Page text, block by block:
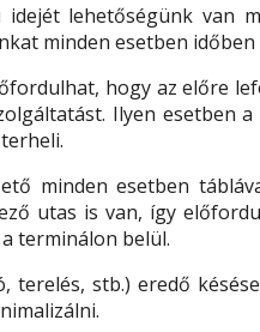
lehetőségünk van
minden esetben
hogy az előre
Ilyen esetben
minden esetben
utas is van, így
terminálon belül.
stb.) eredő